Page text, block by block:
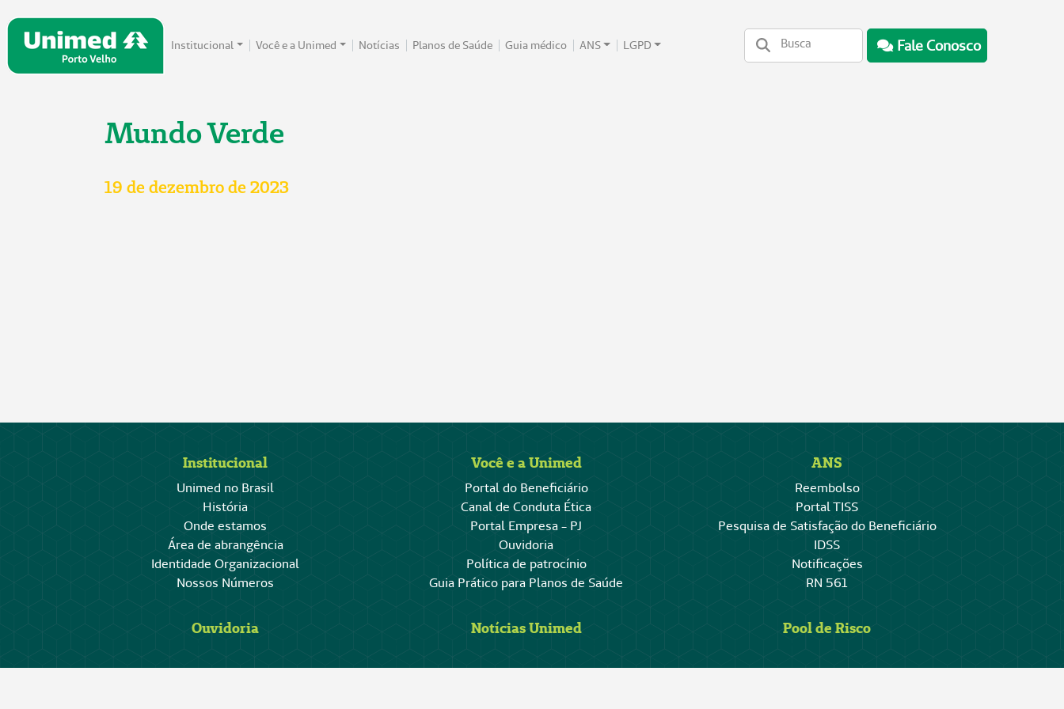
Institucional Você e a Unimed Notícias Planos de Saúde Guia médico ANS LGPD Fale Conosco
Mundo Verde
19 de dezembro de 2023
Institucional
Unimed no Brasil
História
Onde estamos
Área de abrangência
Identidade Organizacional
Nossos Números
Você e a Unimed
Portal do Beneficiário
Canal de Conduta Ética
Portal Empresa - PJ
Ouvidoria
Política de patrocínio
Guia Prático para Planos de Saúde
ANS
Reembolso
Portal TISS
Pesquisa de Satisfação do Beneficiário
IDSS
Notificações
RN 561
Ouvidoria Notícias Unimed Pool de Risco